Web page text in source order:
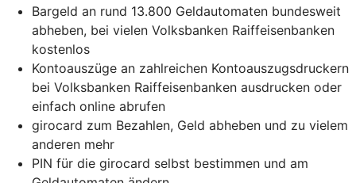
Bargeld an rund 13.800 Geldautomaten bundesweit
abheben, bei vielen Volksbanken Raiffeisenbanken
kostenlos
Kontoauszüge an zahlreichen Kontoauszugsdruckern
bei Volksbanken Raiffeisenbanken ausdrucken oder
einfach online abrufen
girocard zum Bezahlen, Geld abheben und zu vielem
anderen mehr
PIN für die girocard selbst bestimmen und am